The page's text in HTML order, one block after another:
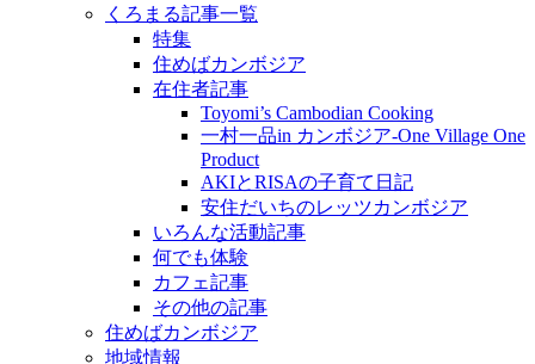
くろまる記事一覧
特集
住めばカンボジア
在住者記事
Toyomi’s Cambodian Cooking
一村一品in カンボジア-One Village One
Product
AKIとRISAの子育て日記
安住だいちのレッツカンボジア
いろんな活動記事
何でも体験
カフェ記事
その他の記事
住めばカンボジア
地域情報